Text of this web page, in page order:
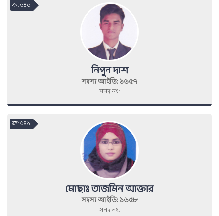
নিপুন দাশ
সদস্য আইডি: ১৬৫৭
সনদ নং:
ক্র : ৬৪০
মোছাঃ তাজমিন আক্তার
সদস্য আইডি: ১৬৫৮
সনদ নং:
ক্র : ৬৪১